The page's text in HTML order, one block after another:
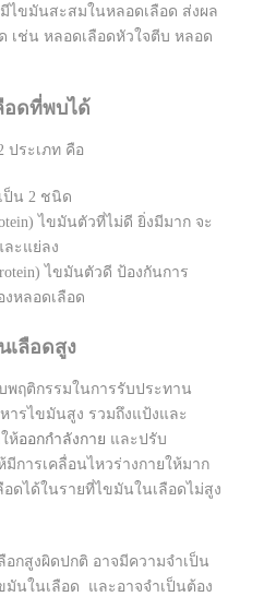
ไขมันสะสมในหลอดเลือด ส่งผล
เช่น หลอดเลือดหัวใจตีบ หลอด
อดที่พบได้
ประเภท คือ
ป็น 2 ชนิด
ไขมันตัวที่ไม่ดี ยิ่งมีมาก จะ
ะแย่ลง
ไขมันตัวดี ป้องกันการ
หลอดเลือด
เลือดสูง
พฤติกรรมในการรับประทาน
ารไขมันสูง รวมถึงแป้งและ
ห้ออกกำลังกาย และปรับ
การเคลื่อนไหวร่างกายให้มาก
ดได้ในรายที่ไขมันในเลือดไม่สูง
กสูงผิดปกติ อาจมีความจำเป็น
นในเลือด และอาจจำเป็นต้อง